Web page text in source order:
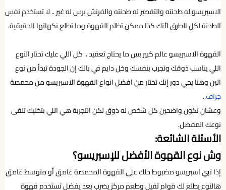
الاسبريسو له طحنته والتقطير له طحنته والفرنش برس له غير .. لا تستخدم نفس
الطحنة لكل الطرق لأنك كذا ممكن تظلم القهوة وما تطلع نكهاتها الحقيقية.
القهوة الاسبريسو عالم كبير بس ما يحتاج تعقيد .. كل اللي عليك تختار النوع
اللي يناسب ذوقك وتجرب بنفسك وخل دايم في بالك إن الجودة تبدأ من نوع
البن وهنا يجي دور إنك تختار من افضل انواع القهوة الاسبريسو من محمصة
جراف..
وعشان نكون واضحين كل شخص له ذوق لكن التجربة هي اللي بتخليك تلقى
نوعك المفضل.
الأسئلة الشائعة:
وش نوع القهوة الأفضل للإسبريسو؟
إذا تبي اسبريسو مضبوط خلك على القهوة المحمصة غامق أو متوسط غامق
هالنوع يطلع لك قوام ثقيل وطعم مركز يضرب بعد يفضل تستخدم قهوة